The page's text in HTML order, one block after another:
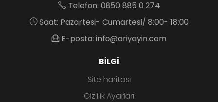
Telefon: 0850 885 0 274
Saat: Pazartesi- Cumartesi/ 8:00- 18:00
E-posta: info@ariyayin.com
BILGI
Site haritası
Gizlilik Ayarları